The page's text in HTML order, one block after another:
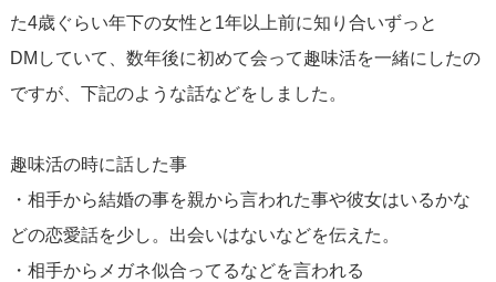
た4歳ぐらい年下の女性と1年以上前に知り合いずっと
DMしていて、数年後に初めて会って趣味活を一緒にしたの
ですが、下記のような話などをしました。
趣味活の時に話した事
・相手から結婚の事を親から言われた事や彼女はいるかな
どの恋愛話を少し。出会いはないなどを伝えた。
・相手からメガネ似合ってるなどを言われる